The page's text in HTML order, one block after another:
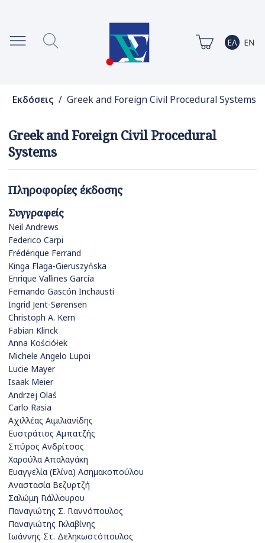
Εκδόσεις / Greek and Foreign Civil Procedural Systems
Greek and Foreign Civil Procedural
Systems
Πληροφορίες έκδοσης
Συγγραφείς
Neil Andrews
Federico Carpi
Frédérique Ferrand
Kinga Flaga-Gieruszyńska
Enrique Vallines García
Fernando Gascón Inchausti
Ingrid Jent-Sørensen
Christoph A. Kern
Fabian Klinck
Anna Kościółek
Michele Angelo Lupoi
Lucie Mayer
Isaak Meier
Andrzej Olaś
Carlo Rasia
Αχιλλέας Αιμιλιανίδης
Ευστράτιος Αμπατζής
Σπύρος Ανδρίτσος
Χαρούλα Απαλαγάκη
Ευαγγελία (Ελίνα) Ασημακοπούλου
Αναστασία Βεζυρτζή
Σαλώμη Γιάλλουρου
Παναγιώτης Σ. Γιαννόπουλος
Παναγιώτης Γκλαβίνης
Ιωάννης Στ. Δεληκωστόπουλος